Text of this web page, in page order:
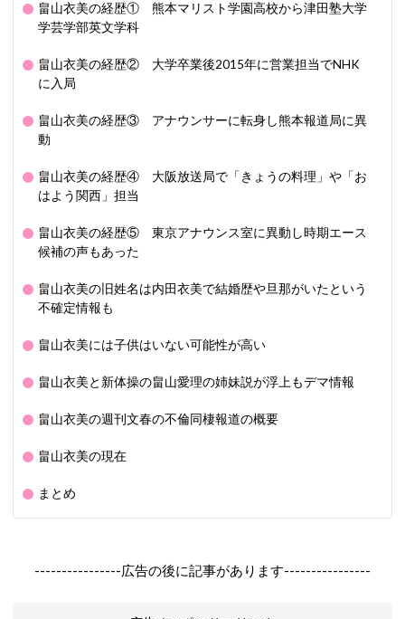
畠山衣美の経歴① 熊本マリスト学園高校から津田塾大学
学芸学部英文学科
畠山衣美の経歴② 大学卒業後2015年に営業担当でNHK
に入局
畠山衣美の経歴③ アナウンサーに転身し熊本報道局に異
動
畠山衣美の経歴④ 大阪放送局で「きょうの料理」や「お
はよう関西」担当
畠山衣美の経歴⑤ 東京アナウンス室に異動し時期エース
候補の声もあった
畠山衣美の旧姓名は内田衣美で結婚歴や旦那がいたという
不確定情報も
畠山衣美には子供はいない可能性が高い
畠山衣美と新体操の畠山愛理の姉妹説が浮上もデマ情報
畠山衣美の週刊文春の不倫同棲報道の概要
畠山衣美の現在
まとめ
----------------広告の後に記事があります----------------